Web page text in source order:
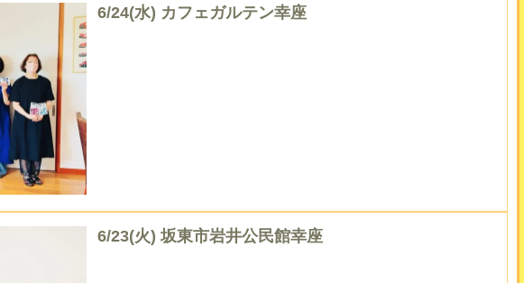
6/24(水) カフェガルテン幸座
6/23(火) 坂東市岩井公民館幸座